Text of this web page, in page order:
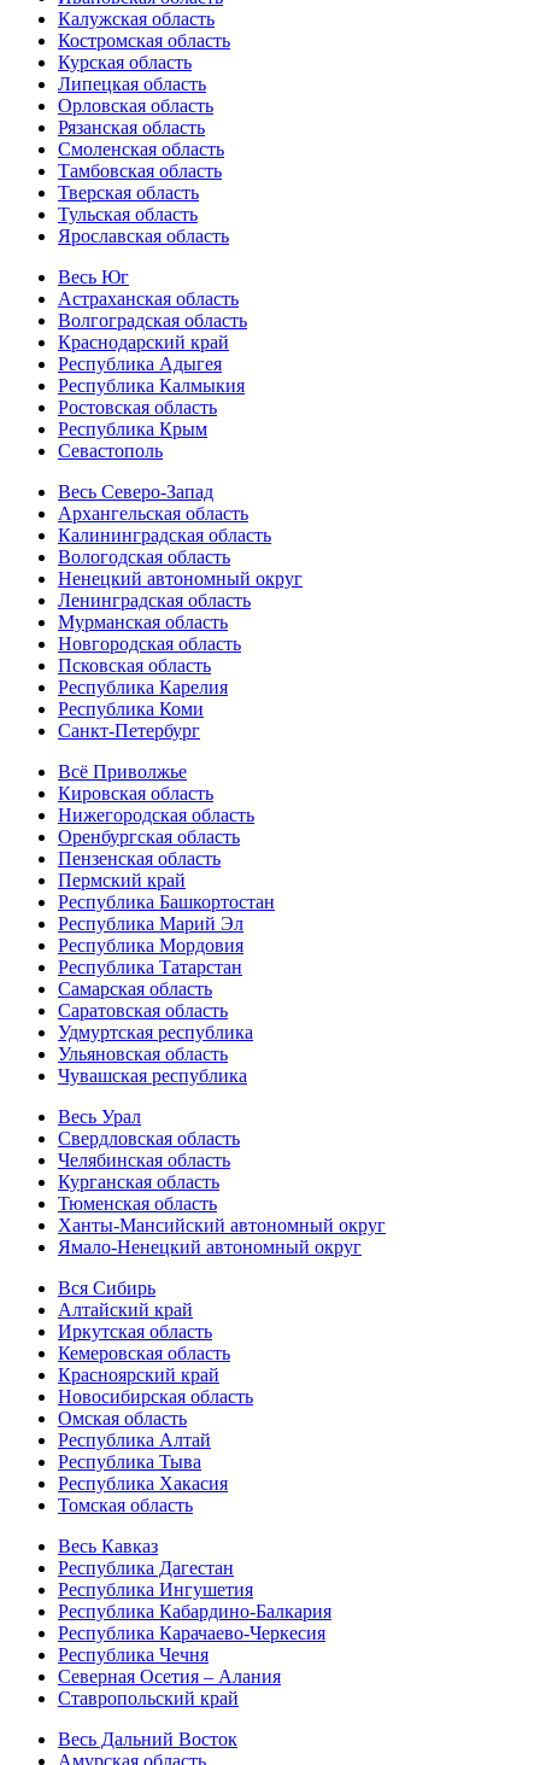
Калужская область
Костромская область
Курская область
Липецкая область
Орловская область
Рязанская область
Смоленская область
Тамбовская область
Тверская область
Тульская область
Ярославская область
Весь Юг
Астраханская область
Волгоградская область
Краснодарский край
Республика Адыгея
Республика Калмыкия
Ростовская область
Республика Крым
Севастополь
Весь Северо-Запад
Архангельская область
Калининградская область
Вологодская область
Ненецкий автономный округ
Ленинградская область
Мурманская область
Новгородская область
Псковская область
Республика Карелия
Республика Коми
Санкт-Петербург
Всё Приволжье
Кировская область
Нижегородская область
Оренбургская область
Пензенская область
Пермский край
Республика Башкортостан
Республика Марий Эл
Республика Мордовия
Республика Татарстан
Самарская область
Саратовская область
Удмуртская республика
Ульяновская область
Чувашская республика
Весь Урал
Свердловская область
Челябинская область
Курганская область
Тюменская область
Ханты-Мансийский автономный округ
Ямало-Ненецкий автономный округ
Вся Сибирь
Алтайский край
Иркутская область
Кемеровская область
Красноярский край
Новосибирская область
Омская область
Республика Алтай
Республика Тыва
Республика Хакасия
Томская область
Весь Кавказ
Республика Дагестан
Республика Ингушетия
Республика Кабардино-Балкария
Республика Карачаево-Черкесия
Республика Чечня
Северная Осетия – Алания
Ставропольский край
Весь Дальний Восток
Амурская область